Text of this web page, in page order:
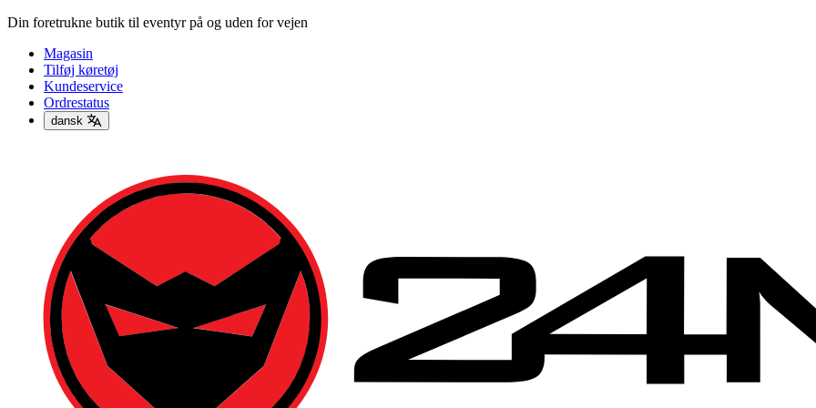
Din foretrukne butik til eventyr på og uden for vejen
Magasin
Tilføj køretøj
Kundeservice
Ordrestatus
dansk